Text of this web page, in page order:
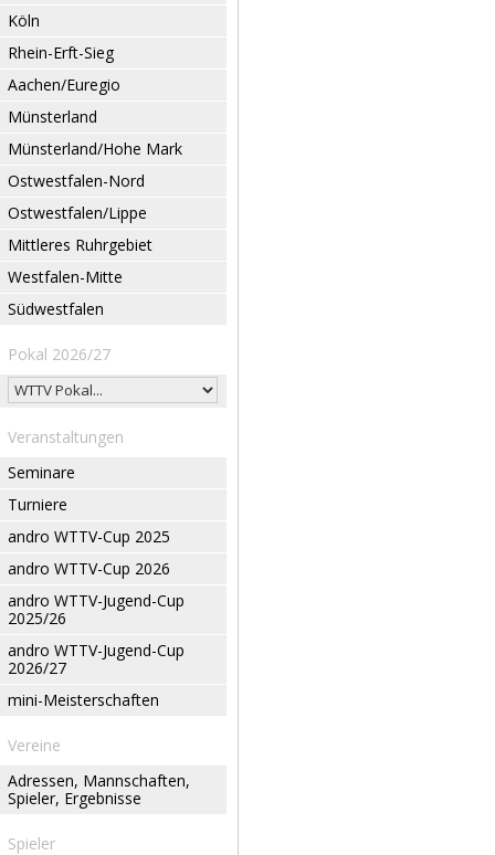
Köln
Rhein-Erft-Sieg
Aachen/Euregio
Münsterland
Münsterland/Hohe Mark
Ostwestfalen-Nord
Ostwestfalen/Lippe
Mittleres Ruhrgebiet
Westfalen-Mitte
Südwestfalen
Pokal 2026/27
Veranstaltungen
Seminare
Turniere
andro WTTV-Cup 2025
andro WTTV-Cup 2026
andro WTTV-Jugend-Cup
2025/26
andro WTTV-Jugend-Cup
2026/27
mini-Meisterschaften
Vereine
Adressen, Mannschaften,
Spieler, Ergebnisse
Spieler